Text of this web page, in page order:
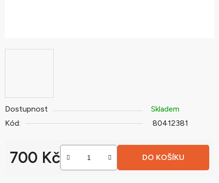
Dostupnost
Skladem
Kód:
80412381
700 Kč DO KOŠÍKU